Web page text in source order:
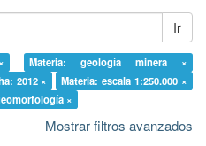
Ir
Materia: geología minera ×
2012 ×
Materia: escala 1:250.000 ×
×
Mostrar filtros avanzados